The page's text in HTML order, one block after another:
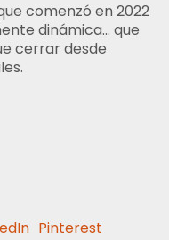
comenzó en 2022
dinámica... que
cerrar desde
Pinterest